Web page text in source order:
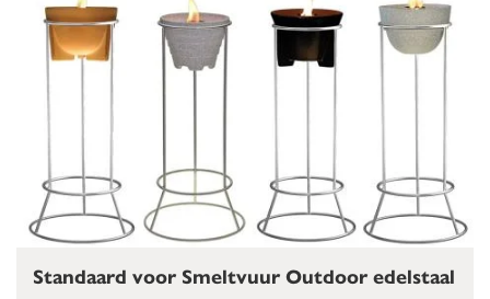
Standaard voor Smeltvuur Outdoor edelstaal